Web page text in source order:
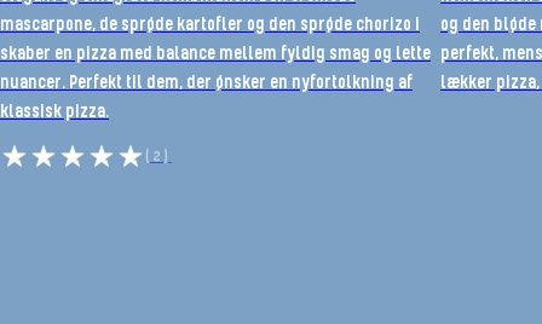
mascarpone, de sprøde kartofler og den sprøde chorizo i
skaber en pizza med balance mellem fyldig smag og lette
nuancer. Perfekt til dem, der ønsker en nyfortolkning af
klassisk pizza.
(2)
og den
perfekt,
lækker pizza,